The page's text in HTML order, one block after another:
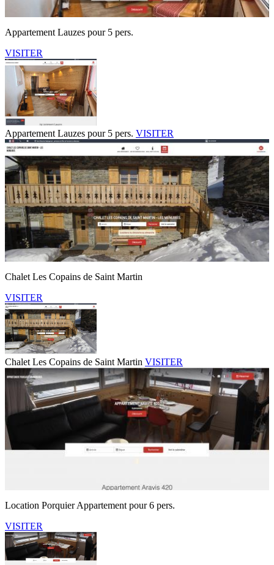
Appartement Lauzes pour 5 pers.
VISITER
Appartement Lauzes pour 5 pers. VISITER
Chalet Les Copains de Saint Martin
VISITER
Chalet Les Copains de Saint Martin VISITER
Location Porquier Appartement pour 6 pers.
VISITER